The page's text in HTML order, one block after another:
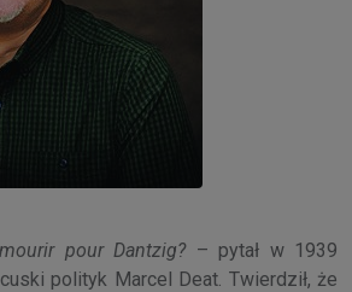
pour Dantzig? – pytał w 1939
polityk Marcel Deat. Twierdził, że